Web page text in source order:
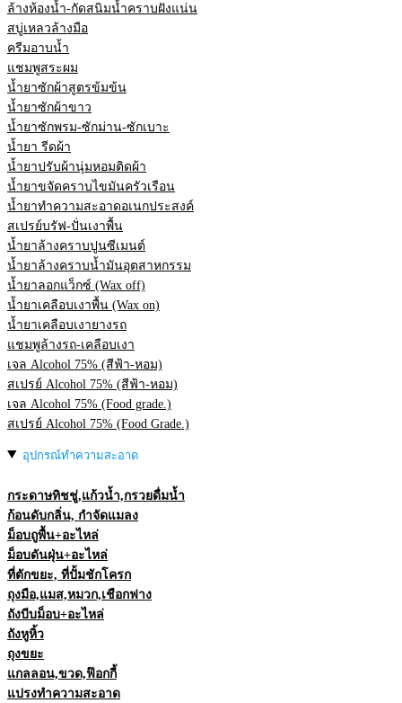
ล้างห้องน้ำ-กัดสนิมน้ำคราบฝังแน่น
สบู่เหลวล้างมือ
ครีมอาบน้ำ
แชมพูสระผม
น้ำยาซักผ้าสูตรข้มข้น
น้ำยาซักผ้าขาว
น้ำยาซักพรม-ซักม่าน-ซักเบาะ
น้ำยา รีดผ้า
น้ำยาปรับผ้านุ่มหอมติดผ้า
น้ำยาขจัดคราบไขมันครัวเรือน
น้ำยาทำความสะอาดอเนกประสงค์
สเปรย์บรัฟ-ปั่นเงาพื้น
น้ำยาล้างคราบปูนซีเมนต์
น้ำยาล้างคราบน้ำมันอุตสาหกรรม
น้ำยาลอกแว็กซ์ (Wax off)
น้ำยาเคลือบเงาพื้น (Wax on)
น้ำยาเคลือบเงายางรถ
แชมพูล้างรถ-เคลือบเงา
เจล Alcohol 75% (สีฟ้า-หอม)
สเปรย์ Alcohol 75% (สีฟ้า-หอม)
เจล Alcohol 75% (Food grade.)
สเปรย์ Alcohol 75% (Food Grade.)
อุปกรณ์ทำความสะอาด
กระดาษทิชชู่,แก้วน้ำ,กรวยดื่มน้ำ
ก้อนดับกลิ่น, กำจัดแมลง
ม็อบถูพื้น+อะไหล่
ม็อบดันฝุ่น+อะไหล่
ที่ตักขยะ, ที่ปั้มชักโครก
ถุงมือ,แมส,หมวก,เชือกฟาง
ถังบีบม็อบ+อะไหล่
ถังหูหิ้ว
ถุงขยะ
แกลลอน,ขวด,ฟ๊อกกี้
แปรงทำความสะอาด